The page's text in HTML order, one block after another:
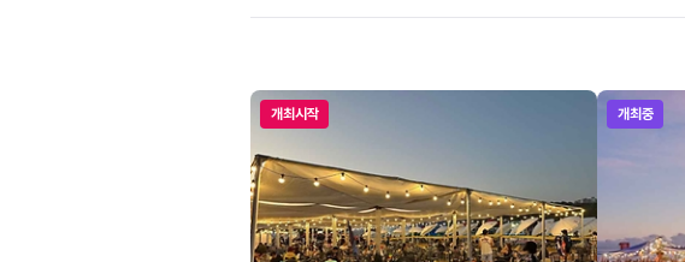
개최시작 개최중